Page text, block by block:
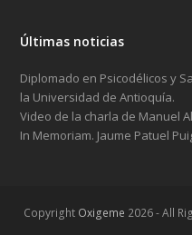
Últimas noticias
Diplomado en Psicodélicos y
la Universidad de Antioquía.
Video de la charla de Manuel
In Memoriam. Jaume Patuel
Copyright Oxigeme 2026 - All